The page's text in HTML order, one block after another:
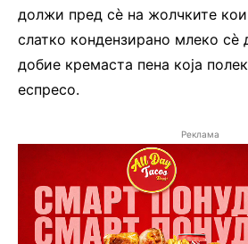
должи пред сè на жолчките
слатко кондензирано млеко сè
добие кремаста пена која
еспресо.
Реклама